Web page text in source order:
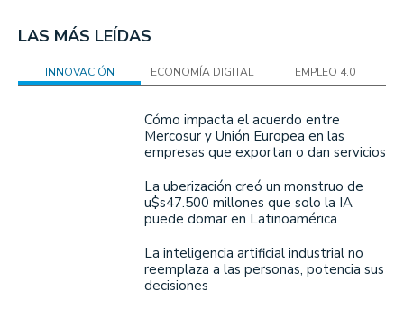
LAS MÁS LEÍDAS
INNOVACIÓN ECONOMÍA DIGITAL EMPLEO 4.0
Cómo impacta el acuerdo entre
Mercosur y Unión Europea en las
empresas que exportan o dan servicios
La uberización creó un monstruo de
u$s47.500 millones que solo la IA
puede domar en Latinoamérica
La inteligencia artificial industrial no
reemplaza a las personas, potencia sus
decisiones